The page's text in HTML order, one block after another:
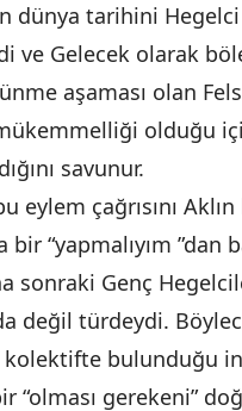
dünya tarihini
ve Gelecek olarak
aşaması olan
olduğu
savunur.
eylem çağrısını
“yapmalıyım ”dan
sonraki Genç
değil türdeydi.
kolektifte bulunduğu
“olması gerekeni”